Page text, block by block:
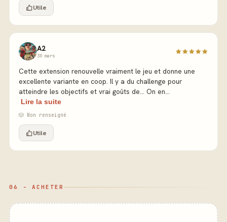
Utile
A2
30 mars
Cette extension renouvelle vraiment le jeu et donne une
excellente variante en coop. Il y a du challenge pour
atteindre les objectifs et vrai goûts de... On en...
Lire la suite
🎲 Non renseigné
Utile
06 - ACHETER